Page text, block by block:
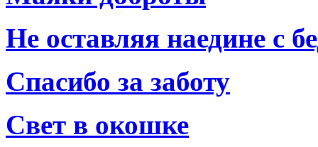
Не оставляя наедине с
Спасибо за заботу
Свет в окошке